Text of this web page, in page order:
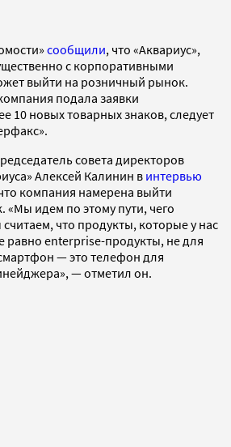
сообщили, что «Аквариус»,
с корпоративными
выйти на розничный рынок.
подала заявки
10 новых товарных знаков, следует
совета директоров
Алексей Калинин в интервью
компания намерена выйти
идем по этому пути, чего
что продукты, которые у нас
равно enterprise-продукты, не для
— это телефон для
— отметил он.